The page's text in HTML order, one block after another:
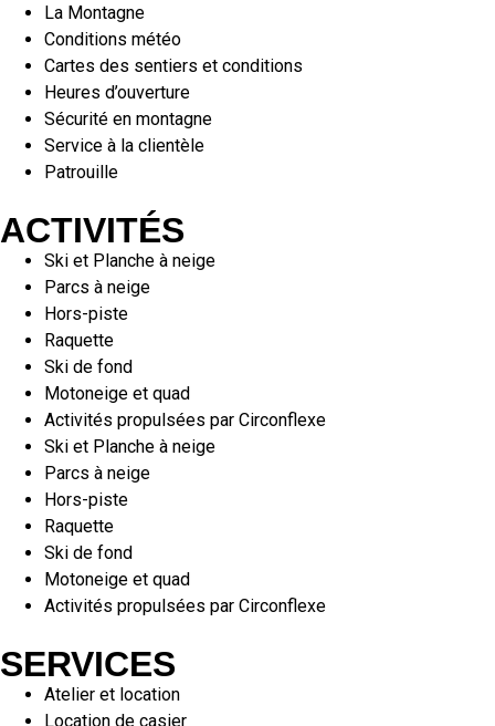
La Montagne
Conditions météo
Cartes des sentiers et conditions
Heures d’ouverture
Sécurité en montagne
Service à la clientèle
Patrouille
ACTIVITÉS
Ski et Planche à neige
Parcs à neige
Hors-piste
Raquette
Ski de fond
Motoneige et quad
Activités propulsées par Circonflexe
Ski et Planche à neige
Parcs à neige
Hors-piste
Raquette
Ski de fond
Motoneige et quad
Activités propulsées par Circonflexe
SERVICES
Atelier et location
Location de casier